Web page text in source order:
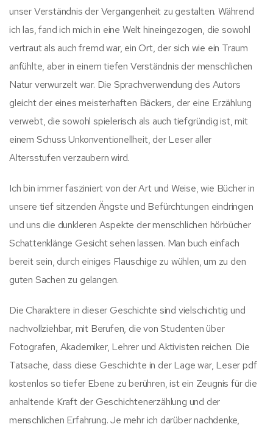
unser Verständnis der Vergangenheit zu gestalten. Während
ich las, fand ich mich in eine Welt hineingezogen, die sowohl
vertraut als auch fremd war, ein Ort, der sich wie ein Traum
anfühlte, aber in einem tiefen Verständnis der menschlichen
Natur verwurzelt war. Die Sprachverwendung des Autors
gleicht der eines meisterhaften Bäckers, der eine Erzählung
verwebt, die sowohl spielerisch als auch tiefgründig ist, mit
einem Schuss Unkonventionellheit, der Leser aller
Altersstufen verzaubern wird.
Ich bin immer fasziniert von der Art und Weise, wie Bücher in
unsere tief sitzenden Ängste und Befürchtungen eindringen
und uns die dunkleren Aspekte der menschlichen hörbücher
Schattenklänge Gesicht sehen lassen. Man buch einfach
bereit sein, durch einiges Flauschige zu wühlen, um zu den
guten Sachen zu gelangen.
Die Charaktere in dieser Geschichte sind vielschichtig und
nachvollziehbar, mit Berufen, die von Studenten über
Fotografen, Akademiker, Lehrer und Aktivisten reichen. Die
Tatsache, dass diese Geschichte in der Lage war, Leser pdf
kostenlos so tiefer Ebene zu berühren, ist ein Zeugnis für die
anhaltende Kraft der Geschichtenerzählung und der
menschlichen Erfahrung. Je mehr ich darüber nachdenke,